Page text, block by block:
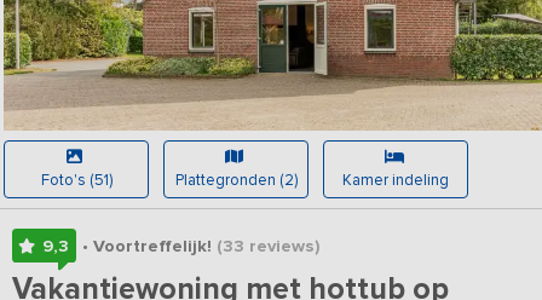
Foto's (51) Plattegronden (2) Kamer indeling
9,3 • Voortreffelijk! (33 reviews)
Vakantiewoning met hottub op